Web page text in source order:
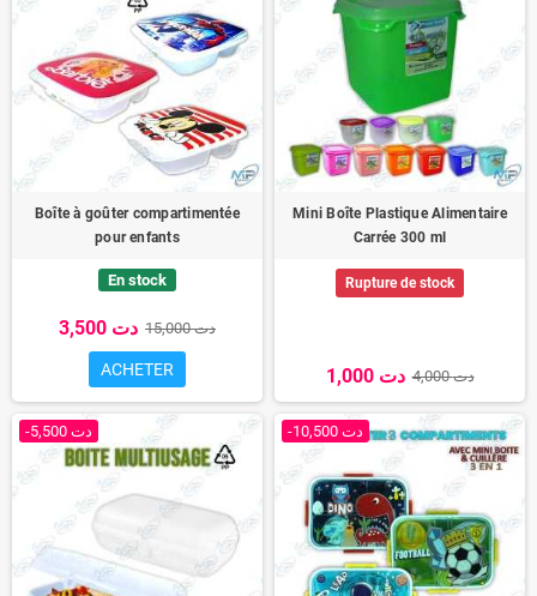
Boîte à goûter compartimentée
pour enfants
En stock
3,500 دت 15,000 دت
ACHETER
Mini Boîte Plastique Alimentaire
Carrée 300 ml
Rupture de stock
1,000 دت 4,000 دت
-5,500 دت -10,500 دت